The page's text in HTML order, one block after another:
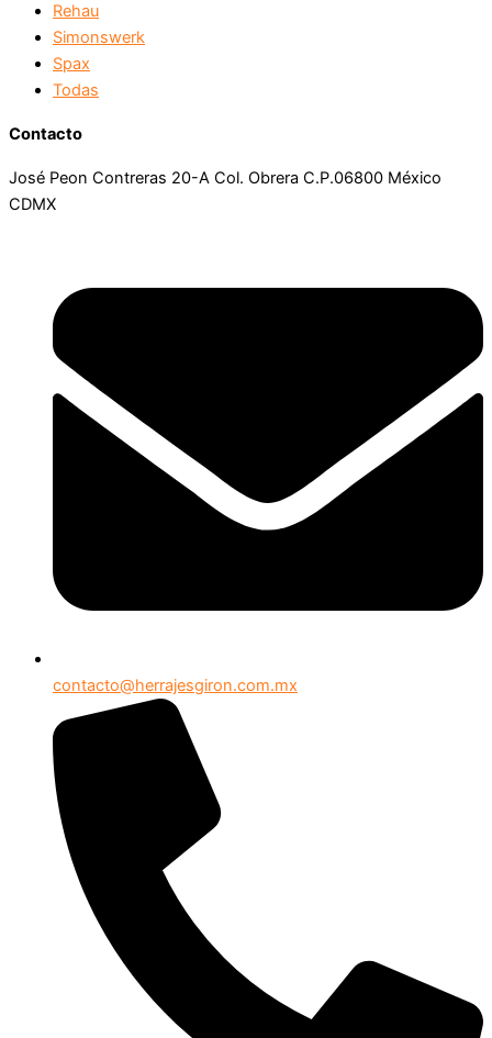
Rehau
Simonswerk
Spax
Todas
Contacto
José Peon Contreras 20-A Col. Obrera C.P.06800 México
CDMX
contacto@herrajesgiron.com.mx